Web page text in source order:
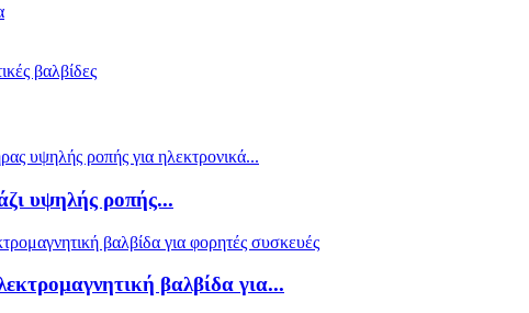
βαλβίδες
υψηλής ροπής...
βαλβίδα για...